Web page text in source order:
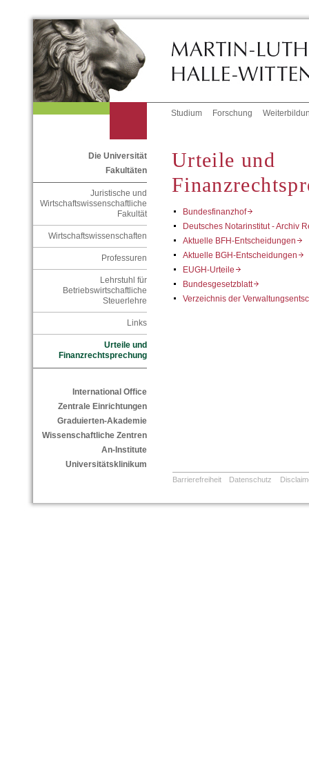
Studium Forschung
Die Universität
Fakultäten
Juristische und
Wirtschaftswissenschaftliche
Fakultät
Wirtschaftswissenschaften
Professuren
Lehrstuhl für
Betriebswirtschaftliche
Steuerlehre
Links
Urteile und
Finanzrechtsprechung
International Office
Zentrale Einrichtungen
Graduierten-Akademie
Wissenschaftliche Zentren
An-Institute
Universitätsklinikum
Urteile und
Bundesfinanzhof
Deutsches Notarinstitut - Archiv
Aktuelle BFH-Entscheidungen
Aktuelle BGH-Entscheidungen
EUGH-Urteile
Bundesgesetzblatt
Verzeichnis der
Barrierefreiheit Datenschutz